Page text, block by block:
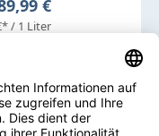
€
/ 1 Liter